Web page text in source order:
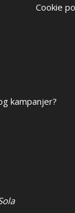
Cookie
kampanjer?